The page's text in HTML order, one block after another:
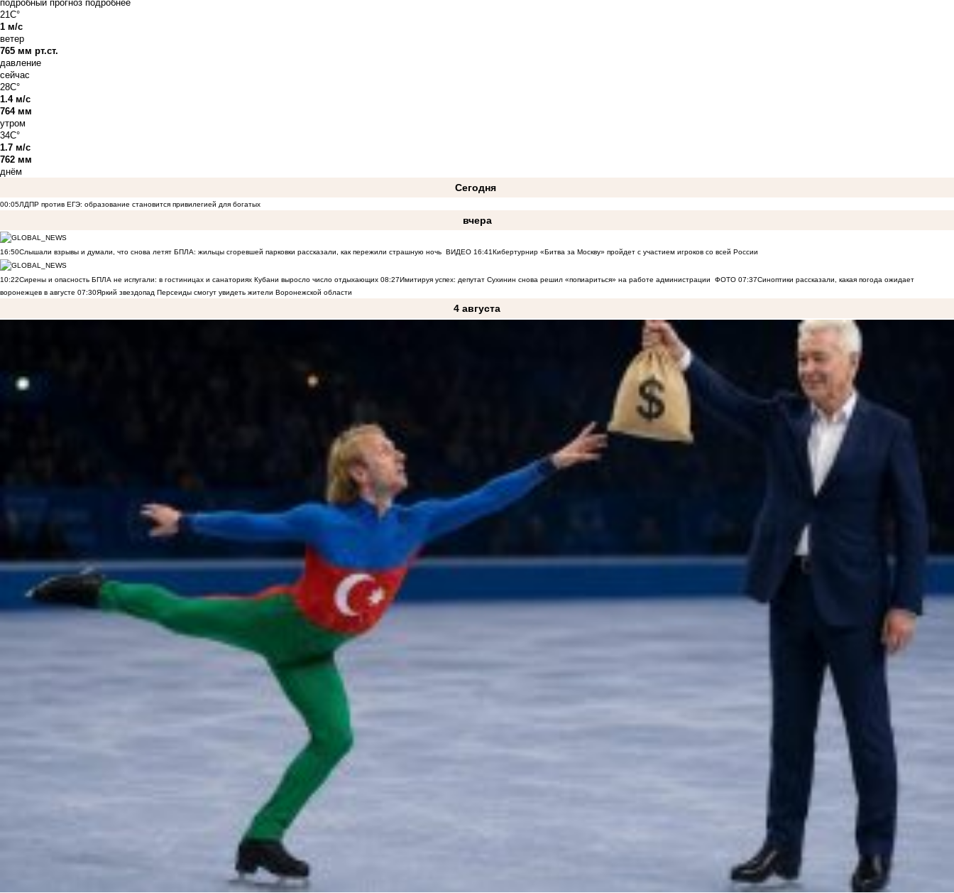
подробный прогноз подробнее
21C°
1 м/с
ветер
765 мм рт.ст.
давление
сейчас
28C°
1.4 м/с
764 мм
утром
34C°
1.7 м/с
762 мм
днём
Сегодня
00:05ЛДПР против ЕГЭ: образование становится привилегией для богатых
вчера
16:50Слышали взрывы и думали, что снова летят БПЛА: жильцы сгоревшей парковки рассказали, как пережили страшную ночь ВИДЕО 16:41Кибертурнир «Битва за Москву» пройдет с участием игроков со всей России
10:22Сирены и опасность БПЛА не испугали: в гостиницах и санаториях Кубани выросло число отдыхающих 08:27Имитируя успех: депутат Сухинин снова решил «попиариться» на работе администрации ФОТО 07:37Синоптики рассказали, какая погода ожидает
воронежцев в августе 07:30Яркий звездопад Персеиды смогут увидеть жители Воронежской области
4 августа